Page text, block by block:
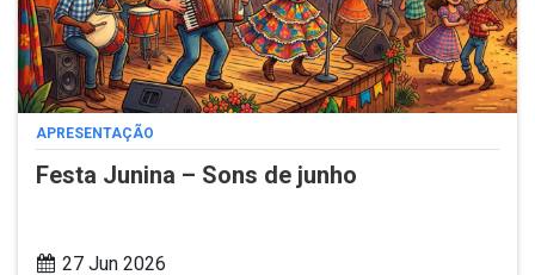
APRESENTAÇÃO
Festa Junina – Sons de junho
27 Jun 2026